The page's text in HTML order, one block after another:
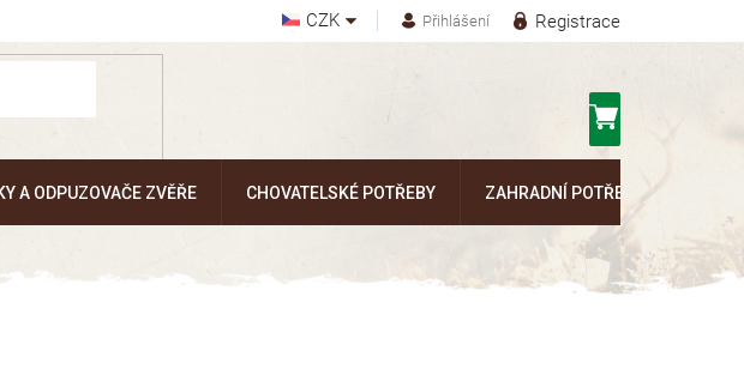
CZK Registrace
Přihlášení
A ODPUZOVAČE ZVĚŘE CHOVATELSKÉ POTŘEBY ZAHRADNÍ POTŘEBY